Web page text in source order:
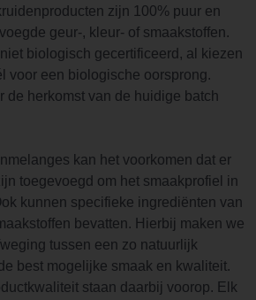
zijn 100% puur en
geur-, kleur- of smaakstoffen.
biologisch gecertificeerd, al kiezen
voor een biologische oorsprong.
de herkomst van de huidige batch
kan het voorkomen dat er
toegevoegd om het smaakprofiel in
kunnen specifieke ingrediënten van
bevatten. Hierbij maken we
tussen een zo natuurlijk
best mogelijke smaak en kwaliteit.
staan daarbij voorop. Elk